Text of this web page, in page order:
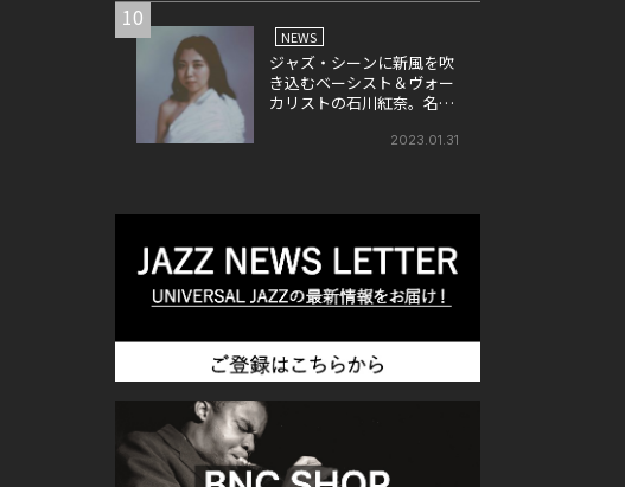
10
NEWS
ジャズ・シーンに新風を吹
き込むベーシスト＆ヴォー
カリストの石川紅奈。名門
月22日にメジャー・デビュ
2023.01.31